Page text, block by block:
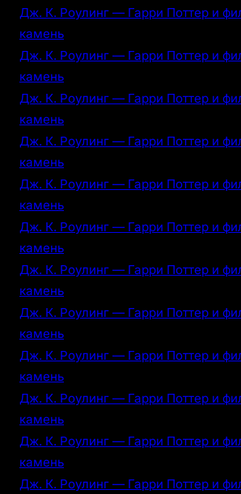
Дж. К. Роулинг — Гарри Поттер и
камень
Дж. К. Роулинг — Гарри Поттер и
камень
Дж. К. Роулинг — Гарри Поттер и
камень
Дж. К. Роулинг — Гарри Поттер и
камень
Дж. К. Роулинг — Гарри Поттер и
камень
Дж. К. Роулинг — Гарри Поттер и
камень
Дж. К. Роулинг — Гарри Поттер и
камень
Дж. К. Роулинг — Гарри Поттер и
камень
Дж. К. Роулинг — Гарри Поттер и
камень
Дж. К. Роулинг — Гарри Поттер и
камень
Дж. К. Роулинг — Гарри Поттер и
камень
Дж. К. Роулинг — Гарри Поттер и